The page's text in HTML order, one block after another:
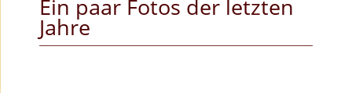
Ein paar Fotos der letzten
Jahre